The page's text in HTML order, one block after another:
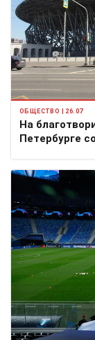
ОБЩЕСТВО | 26.07
На
Петербурге